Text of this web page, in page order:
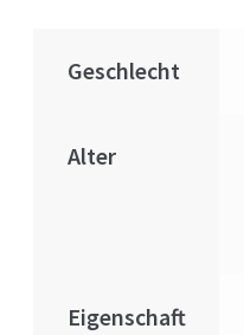
Geschlecht
Alter
Eigenschaft